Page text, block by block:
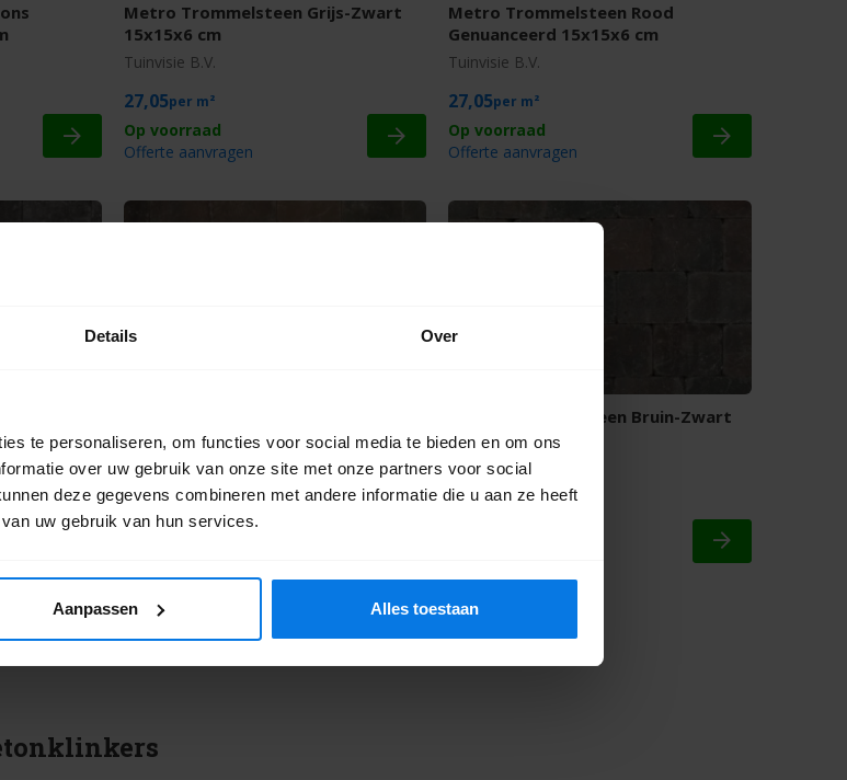
Details Over
te personaliseren, om functies voor social media te bieden en om ons
over uw gebruik van onze site met onze partners voor social
deze gegevens combineren met andere informatie die u aan ze heeft
uw gebruik van hun services.
Aanpassen Alles toestaan
Metro Trommelsteen Grijs-Zwart
15x15x6 cm
Tuinvisie B.V.
27,05 m²
Offerte aanvragen
Metro Trommelsteen Rood
Genuanceerd 15x15x6 cm
Tuinvisie B.V.
27,05 m²
Offerte aanvragen
Genuanceerd 15x20x6 cm
Tuinvisie B.V.
27,05 m²
Metro Trommelsteen Bruin-Zwart
15x20x6 cm
Tuinvisie B.V.
27,05 m²
vorige 1 2 3 4 5 6 7 8 9 volgende